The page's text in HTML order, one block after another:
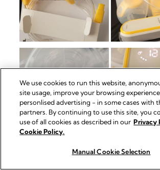
We use cookies to run this website,
site usage, improve your browsing
personlised advertising - in some cases with
partners. By continuing to use this site, you
use of all cookies as described in our Privacy
Cookie Policy.
Manual Cookie Selection